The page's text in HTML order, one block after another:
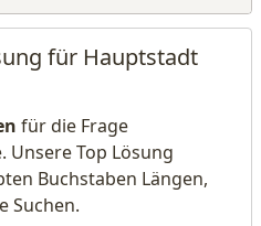
für Hauptstadt
für die Frage
Unsere Top Lösung
Buchstaben Längen,
Suchen.